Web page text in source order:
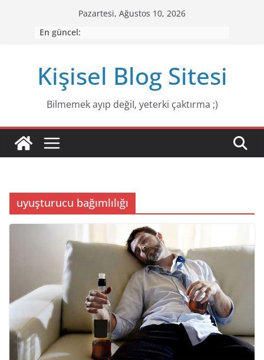
Pazartesi, Ağustos 10, 2026
En güncel:
Kişisel Blog Sitesi
Bilmemek ayıp değiI, yeterki çaktırma ;)
uyuşturucu bağımlılığı